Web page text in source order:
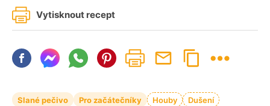
Vytisknout recept
Slané pečivo Pro začátečníky Houby
Dušení